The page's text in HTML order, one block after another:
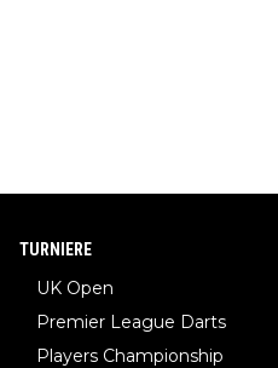
TURNIERE
UK Open
Premier League Darts
Players Championship